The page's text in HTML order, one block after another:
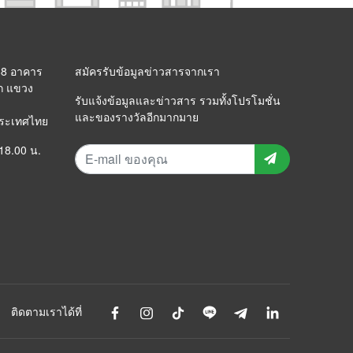
อาคาร
แขวง
เทศไทย
น.
สมัครรับข้อมูลข่าวสารจากเรา
รับแจ้งข้อมูลและข่าวสาร รวมทั้งโปรโมชั่น
และของรางวัลอีกมากมาย
ติดตามเราได้ที่